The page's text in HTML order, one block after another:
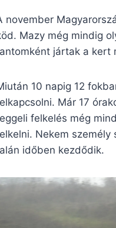
november
Mazy még mindig
jártak a kert
10 napig 12
Már 17
felkelés még
Nekem
időben kezdődik.